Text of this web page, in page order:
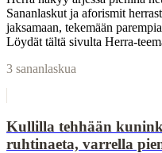
Sananlaskut ja aforismit
jaksamaan, tekemään
Löydät tältä sivulta Herra-
3 sananlaskua
Kullilla tehhään
ruhtinaeta, varrella